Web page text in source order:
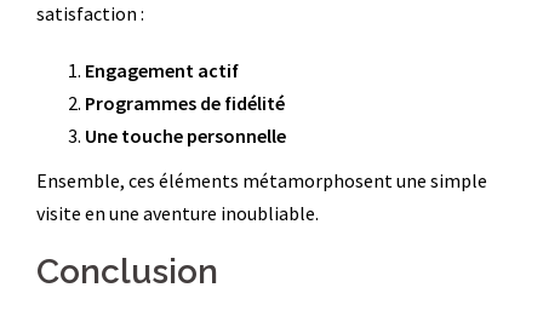
satisfaction :
Engagement actif
Programmes de fidélité
Une touche personnelle
Ensemble, ces éléments métamorphosent une simple
visite en une aventure inoubliable.
Conclusion